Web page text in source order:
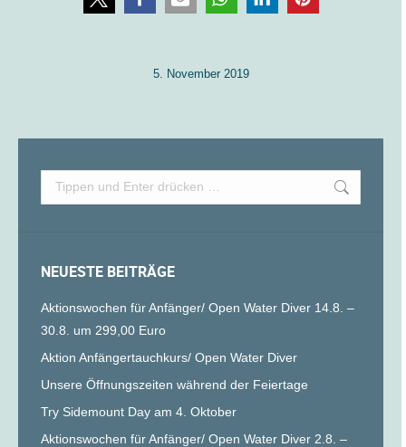
5. November 2019
Search:
NEUESTE BEITRÄGE
Aktionswochen für Anfänger/ Open Water Diver 14.8. –
30.8. um 299,00 Euro
Aktion Anfängertauchkurs/ Open Water Diver
Unsere Öffnungszeiten während der Feiertage
Try Sidemount Day am 4. Oktober
Aktionswochen für Anfänger/ Open Water Diver 2.8. –